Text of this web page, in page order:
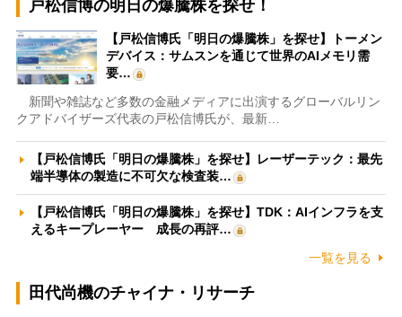
戸松信博の明日の爆騰株を探せ！
【戸松信博氏「明日の爆騰株」を探せ】トーメン
デバイス：サムスンを通じて世界のAIメモリ需
要…
新聞や雑誌など多数の金融メディアに出演するグローバルリン
クアドバイザーズ代表の戸松信博氏が、最新…
【戸松信博氏「明日の爆騰株」を探せ】レーザーテック：最先
端半導体の製造に不可欠な検査装…
【戸松信博氏「明日の爆騰株」を探せ】TDK：AIインフラを支
えるキープレーヤー 成長の再評…
一覧を見る
田代尚機のチャイナ・リサーチ